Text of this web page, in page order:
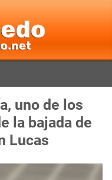
uno de los
la bajada de
Lucas